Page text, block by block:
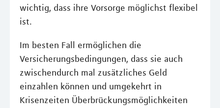
wichtig, dass ihre Vorsorge möglichst flexibel
ist.
Im besten Fall ermöglichen die
Versicherungsbedingungen, dass sie auch
zwischendurch mal zusätzliches Geld
einzahlen können und umgekehrt in
Krisenzeiten Überbrückungsmöglichkeiten